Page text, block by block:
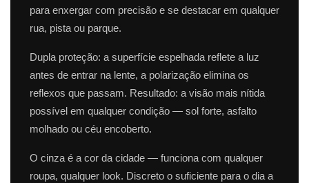
para enxergar com precisão e se destacar em qualquer
rua, pista ou parque.
Dupla proteção: a superfície espelhada reflete a luz
antes de entrar na lente, a polarização elimina os
reflexos que passam. Resultado: a visão mais nítida
possível em qualquer condição — sol forte, asfalto
molhado ou céu encoberto.
O cinza é a cor da cidade — funciona com qualquer
roupa, qualquer look. Discreto o suficiente para o dia a